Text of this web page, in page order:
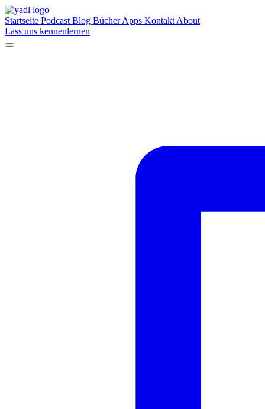
Startseite Podcast Blog BücherApps Kontakt About
Lass uns kennenlernen